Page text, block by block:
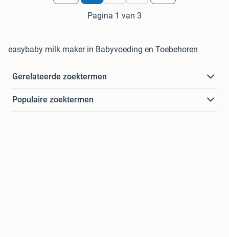
Pagina 1 van 3
easybaby milk maker in Babyvoeding en Toebehoren
Gerelateerde zoektermen
Populaire zoektermen